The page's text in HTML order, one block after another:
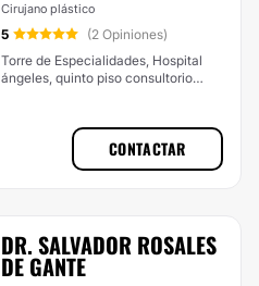
Cirujano plástico
5
(2 Opiniones)
Torre de Especialidades, Hospital
ángeles, quinto piso consultorio
CONTACTAR
DR. SALVADOR ROSALES
DE GANTE